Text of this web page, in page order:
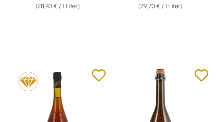
(28,43 € / 1 Liter) (79,73 € / 1 Liter)